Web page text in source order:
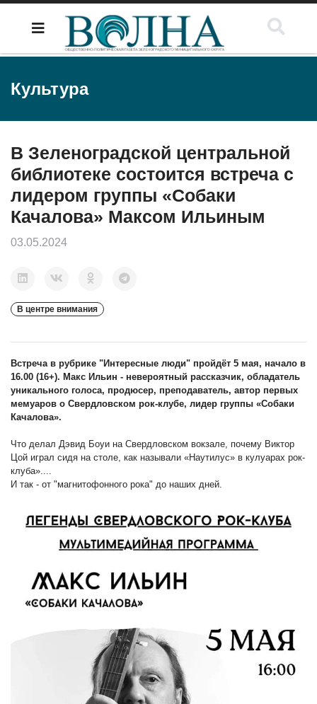
Культура
В Зеленоградской центральной
библиотеке состоится встреча с
лидером группы «Собаки
Качалова» Максом Ильиным
03.05.2024
В центре внимания
Встреча в рубрике "Интересные люди" пройдёт 5 мая, начало в
16.00 (16+). Макс Ильин - невероятный рассказчик, обладатель
уникального голоса, продюсер, преподаватель, автор первых
мемуаров о Свердловском рок-клубе, лидер группы «Собаки
Качалова».
Что делал Дэвид Боуи на Свердловском вокзале, почему Виктор
Цой играл сидя на столе, как называли «Наутилус» в кулуарах рок-
клуба»....
И так - от "магнитофонного рока" до наших дней.